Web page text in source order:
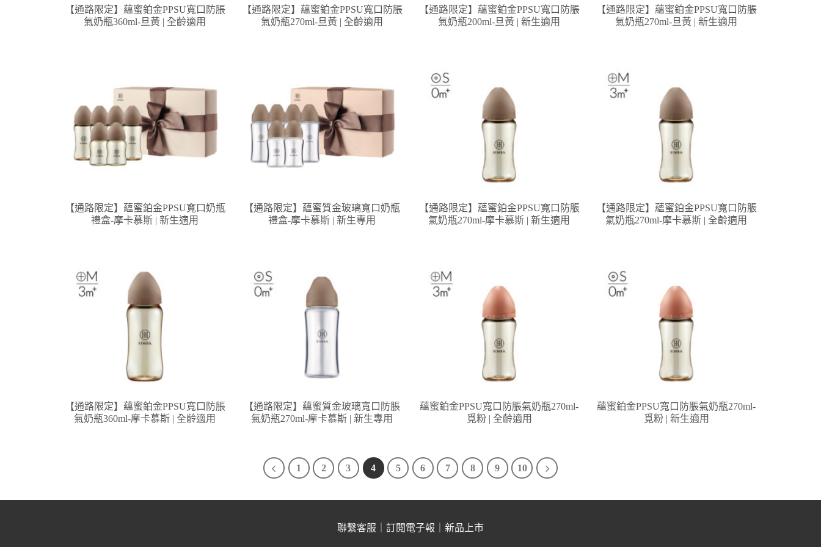
【通路限定】蘊蜜鉑金PPSU寬口防脹
氣奶瓶360ml-旦黃 | 全齡適用
【通路限定】蘊蜜鉑金PPSU寬口防脹
氣奶瓶270ml-旦黃 | 全齡適用
【通路限定】蘊蜜鉑金PPSU寬口防脹
氣奶瓶200ml-旦黃 | 新生適用
【通路限定】蘊蜜鉑金PPSU寬口防脹
氣奶瓶270ml-旦黃 | 新生適用
【通路限定】蘊蜜鉑金PPSU寬口奶瓶
禮盒-摩卡慕斯 | 新生適用
【通路限定】蘊蜜質金玻璃寬口奶瓶
禮盒-摩卡慕斯 | 新生專用
【通路限定】蘊蜜鉑金PPSU寬口防脹
氣奶瓶270ml-摩卡慕斯 | 新生適用
【通路限定】蘊蜜鉑金PPSU寬口防脹
氣奶瓶270ml-摩卡慕斯 | 全齡適用
【通路限定】蘊蜜鉑金PPSU寬口防脹
氣奶瓶360ml-摩卡慕斯 | 全齡適用
【通路限定】蘊蜜質金玻璃寬口防脹
氣奶瓶270ml-摩卡慕斯 | 新生專用
蘊蜜鉑金PPSU寬口防脹氣奶瓶270ml-
覓粉 | 全齡適用
蘊蜜鉑金PPSU寬口防脹氣奶瓶270ml-
覓粉 | 新生適用
1 2 3 4 5 6 7 8 9 10
聯繫客服 訂閱電子報 新品上市